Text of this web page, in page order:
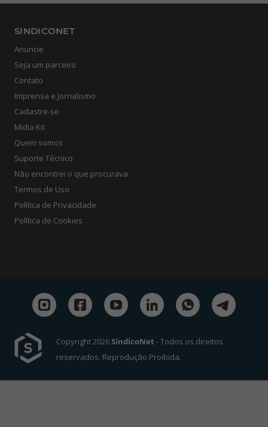
SINDICONET
Anuncie
Seja um parceiro
Contato
Imprensa e Jornalismo
Cadastre-se
Mídia Kit
Quem somos
Suporte Técnico
Não encontrei o que procurava
Termos de Uso
Política de Privacidade
Política de Cookies
Copyright 2026SíndicoNet - Todos os direitos
reservados. Reprodução Proibida.